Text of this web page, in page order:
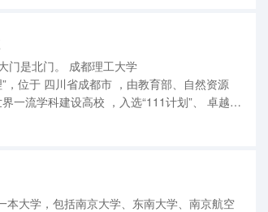
，位于 四川省成都市 ，由教育部、自然资源
一流学科建设高校 ，入选“111计划”、 卓越工